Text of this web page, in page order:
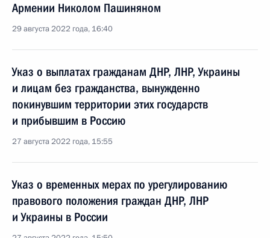
Армении Николом Пашиняном
29 августа 2022 года, 16:40
Указ о выплатах гражданам ДНР, ЛНР, Украины
и лицам без гражданства, вынужденно
покинувшим территории этих государств
и прибывшим в Россию
27 августа 2022 года, 15:55
Указ о временных мерах по урегулированию
правового положения граждан ДНР, ЛНР
и Украины в России